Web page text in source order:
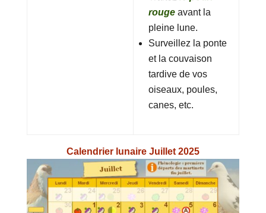
rouge avant la
pleine lune.
Surveillez la ponte
et la couvaison
tardive de vos
oiseaux, poules,
canes, etc.
Calendrier lunaire Juillet 2025